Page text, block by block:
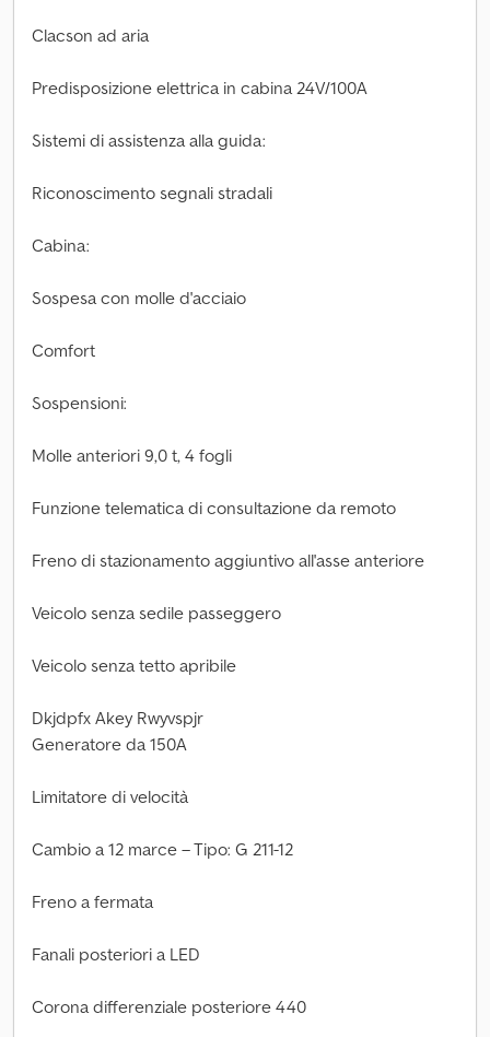
Clacson ad aria
Predisposizione elettrica in cabina 24V/100A
Sistemi di assistenza alla guida:
Riconoscimento segnali stradali
Cabina:
Sospesa con molle d'acciaio
Comfort
Sospensioni:
Molle anteriori 9,0 t, 4 fogli
Funzione telematica di consultazione da remoto
Freno di stazionamento aggiuntivo all'asse anteriore
Veicolo senza sedile passeggero
Veicolo senza tetto apribile
Dkjdpfx Akey Rwyvspjr
Generatore da 150A
Limitatore di velocità
Cambio a 12 marce – Tipo: G 211-12
Freno a fermata
Fanali posteriori a LED
Corona differenziale posteriore 440